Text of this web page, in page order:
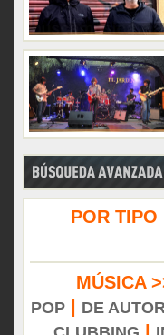
POR TIPO
MÚSICA
POP| DE